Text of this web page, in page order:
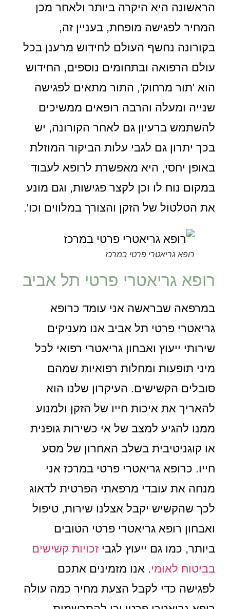
הראשונה היא היקרה ביותר ולאחר מכן
המחיר לפגישה מופחת, בעניין זה,
בקורונה נחשף העולם לחידוש מרענן בכל
עולם הרפואה ובתחומים נוספים, החידוש
הוא 'תור מרחוק', התור מתאים לפגישה
שנייה ומעלה והרבה רופאים ממשיכים
להשתמש ברעיון גם לאחר הקורונה, יש
בכך יתרון גם לגבי עלות הביקור המוזלת
באופן יחסי, היא מאפשרת לרופא לעבוד
במקום נוח לו וכן לקצר פגישות, וגם מונע
את הטלטול של הזקן והצורך במלווים וכו'.
רופא גריאטרי פרטי במרכז
רופא גריאטרי פרטי תל אביב
במרפאה שבראשה אני עומד כרופא
גריאטרי פרטי תל אביב אנו מעניקים
שירותי ייעוץ ואבחון גריאטרי רפואי לכל
מיני תופעות ומחלות רפואיות שמהם
סובלים הקשישים. העיקרון שלנו הוא
להאריך את איכות חייו של הזקן ולמנוע
ממנו להגיע למצב של אי כשירות גופנית
או קוגניטיבית בשלב האחרון של מסע
חייו. כרופא גריאטרי פרטי במרכז אני
מנחה את עובדי מרפאתי הפרטית לדאוג
לכך שהקשיש יקבל אצלנו שירות, טיפול
ואבחון רופא גריאטרי פרטי הטובים
ביותר, כמו גם ייעוץ לגביזכויות קשישים
בביטוח לאומי. אנו מזמינים אתכם
לפגישה כדי לקבל הצעת מחיר כמה עולה